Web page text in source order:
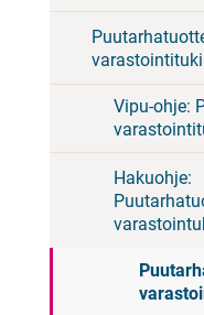
varastointituki
Vipu-ohje:
Hakuohje: